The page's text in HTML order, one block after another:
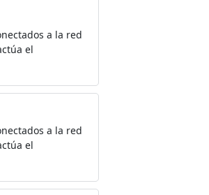
a la red
el
a la red
el